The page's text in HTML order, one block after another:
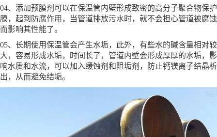
04、添加预膜剂可以在保温管内壁形成致密的高分子聚合物保护
膜，起到防腐作用，当管道排放污水时，就不会担心管道被腐蚀
而影响其性能了。
05、长期使用保温管会产生水垢，此外，有些水的碱含量相对较
大，容易形成水垢，时间长了，管道内壁会形成厚厚的水垢，影
响水质和水流，可以加入缓蚀剂和阻垢剂，防止钙镁离子结晶析
出，从而避免结垢。